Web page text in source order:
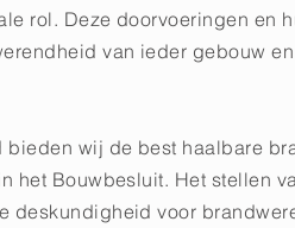
rol. Deze doorvoeringen en
van ieder gebouw
wij de best haalbare
het Bouwbesluit. Het stellen
deskundigheid voor